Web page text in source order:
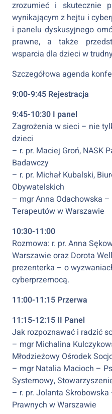
zrozumieć i skutecznie
wynikającym z hejtu i
i panelu dyskusyjnego
prawne, a także
wsparcia dla dzieci w
Szczegółowa agenda
9:00-9:45 Rejestracja
9:45-10:30 I panel
Zagrożenia w sieci – nie
dzieci
– r. pr. Maciej Groń, NASK
Badawczy
– r. pr. Michał Kubalski,
Obywatelskich
– mgr Anna Odachowska
Terapeutów w Warszawie
10:30-11:00
Rozmowa: r. pr. Anna
Warszawie oraz Dorota
prezenterka – o
cyberprzemocą.
11:00-11:15 Przerwa
11:15-12:15 II Panel
Jak rozpoznawać i radzić
– mgr Michalina
Młodzieżowy Ośrodek
– mgr Natalia Macioch –
Systemowy,
– r. pr. Jolanta
Prawnych w Warszawie